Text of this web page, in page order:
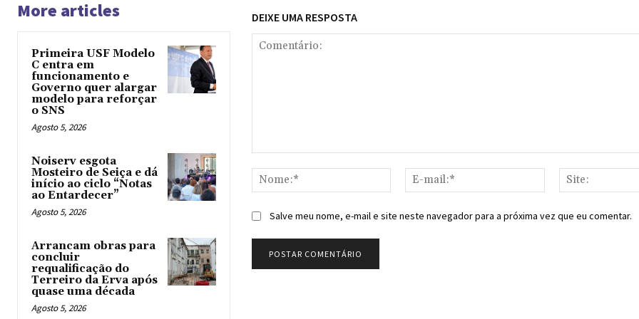
More articles
Primeira USF Modelo
C entra em
funcionamento e
Governo quer alargar
modelo para reforçar
o SNS
Agosto 5, 2026
Noiserv esgota
Mosteiro de Seiça e dá
início ao ciclo “Notas
ao Entardecer”
Agosto 5, 2026
Arrancam obras para
concluir
requalificação do
Terreiro da Erva após
quase uma década
Agosto 5, 2026
DEIXE UMA RESPOSTA
Nome:*
mail:*
Salve meu nome, e-mail e site neste navegador para a próxima vez que eu comentar.